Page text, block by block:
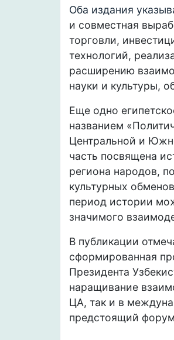
Оба издания
и совместная
торговли,
технологий,
расширению
науки и культуры,
Еще одно
названием
Центральной и
часть посвящена
региона народов,
культурных
период истории
значимого
В публикации
сформированная
Президента
наращивание
ЦА, так и в
предстоящий